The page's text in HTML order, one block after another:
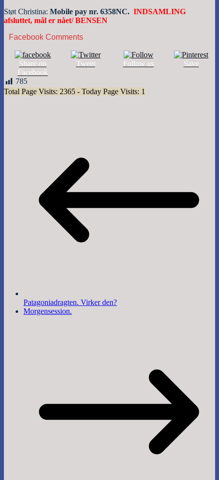
Støt Christina: Mobile pay nr. 6358NC. INDSAMLING
afsluttet, mål er nået/ BENSEN
Facebook Comments
Share on
Facebook
Tweet Follow us Save
785
Total Page Visits: 2365 - Today Page Visits: 1
Patagoniadragten. Virker den?
Morgensession.